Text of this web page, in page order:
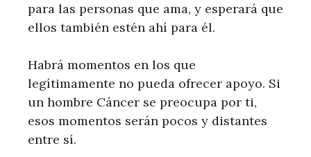
para las personas que ama, y ​​esperará que
ellos también estén ahí para él.
Habrá momentos en los que
legítimamente no pueda ofrecer apoyo. Si
un hombre Cáncer se preocupa por ti,
esos momentos serán pocos y distantes
entre sí.